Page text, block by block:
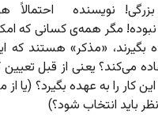
نویسنده احتمالاً
مگر همه‌ی کسانی که
بگیرند، «مذکر» هستند که
می‌کند؟ یعنی از قبل تعیین
کار را به عهده بگیرد؟ (یا از
باید انتخاب شود؟)